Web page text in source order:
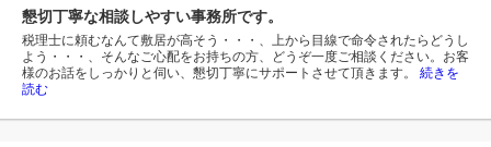
懇切丁寧な相談しやすい事務所です。
税理士に頼むなんて敷居が高そう・・・、上から目線で命令されたらどうし
よう・・・、そんなご心配をお持ちの方、どうぞ一度ご相談ください。お客
様のお話をしっかりと伺い、懇切丁寧にサポートさせて頂きます。 続きを
読む